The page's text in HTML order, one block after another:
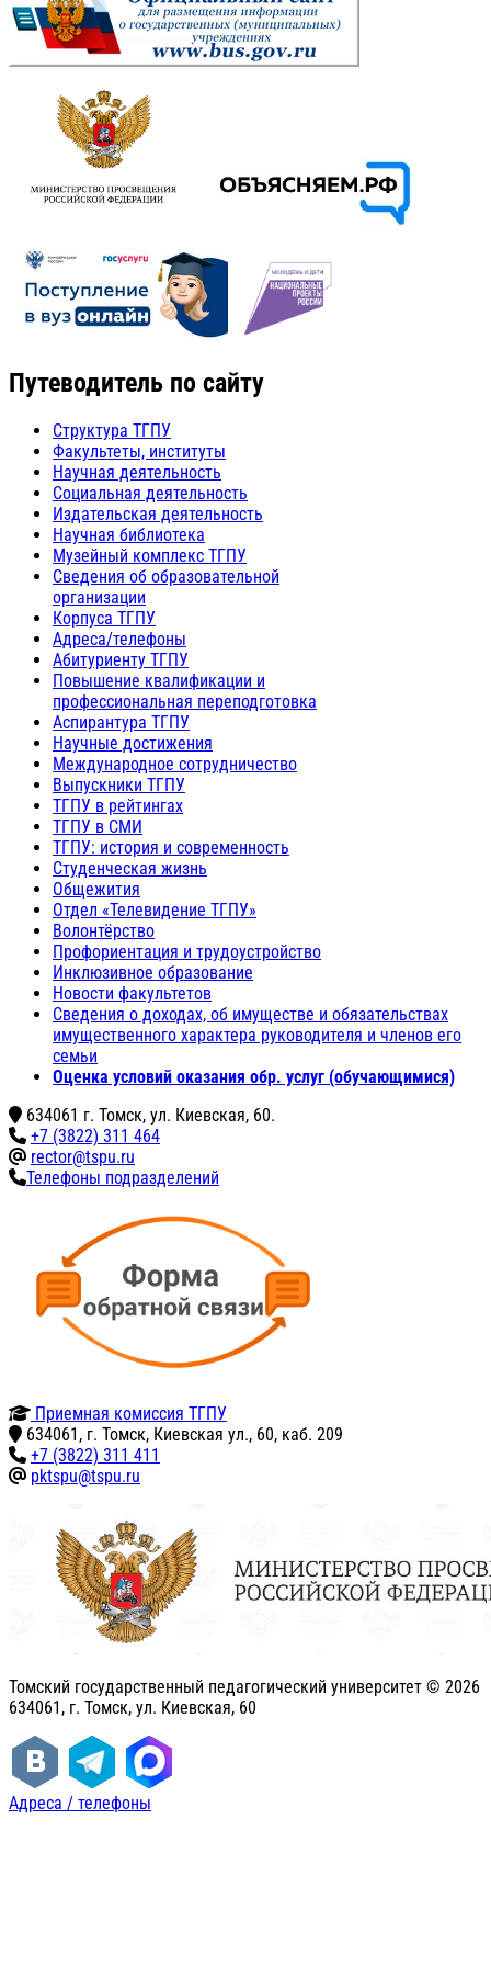
Путеводитель по сайту
Структура ТГПУ
Факультеты, институты
Научная деятельность
Социальная деятельность
Издательская деятельность
Научная библиотека
Музейный комплекс ТГПУ
Сведения об образовательной
организации
Корпуса ТГПУ
Адреса/телефоны
Абитуриенту ТГПУ
Повышение квалификации и
профессиональная переподготовка
Аспирантура ТГПУ
Научные достижения
Международное сотрудничество
Выпускники ТГПУ
ТГПУ в рейтингах
ТГПУ в СМИ
ТГПУ: история и современность
Студенческая жизнь
Общежития
Отдел «Телевидение ТГПУ»
Волонтёрство
Профориентация и трудоустройство
Инклюзивное образование
Новости факультетов
Сведения о доходах, об имуществе и обязательствах
имущественного характера руководителя и членов его
семьи
Оценка условий оказания обр. услуг (обучающимися)
634061 г. Томск, ул. Киевская, 60.
+7 (3822) 311 464
rector@tspu.ru
Телефоны подразделений
Приемная комиссия ТГПУ
634061, г. Томск, Киевская ул., 60, каб. 209
+7 (3822) 311 411
pktspu@tspu.ru
Томский государственный педагогический университет © 2026
634061, г. Томск, ул. Киевская, 60
Адреса / телефоны